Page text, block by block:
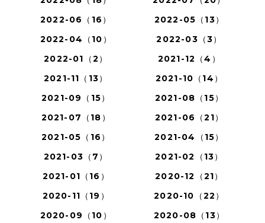
2022-06（16）
2022-05（13）
2022-04（10）
2022-03（3）
2022-01（2）
2021-12（4）
2021-11（13）
2021-10（14）
2021-09（15）
2021-08（15）
2021-07（18）
2021-06（21）
2021-05（16）
2021-04（15）
2021-03（7）
2021-02（13）
2021-01（16）
2020-12（21）
2020-11（19）
2020-10（22）
2020-09（10）
2020-08（13）